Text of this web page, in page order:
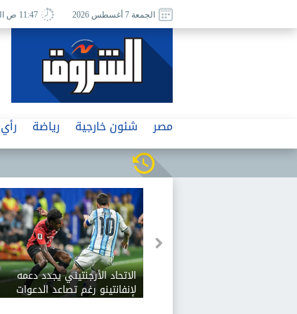
الجمعة 7 أغسطس 2026 11:47 ص القاهرة
مصر شئون خارجية رياضة رأي
الاتحاد الأرجنتيني يجدد دعمه
لإنفانتينو رغم تصاعد الدعوات
لاستقالته